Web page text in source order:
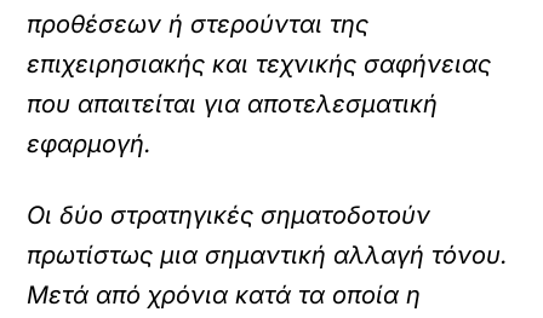
προθέσεων ή στερούνται της
επιχειρησιακής και τεχνικής σαφήνειας
που απαιτείται για αποτελεσματική
εφαρμογή.
Οι δύο στρατηγικές σηματοδοτούν
πρωτίστως μια σημαντική αλλαγή τόνου.
Μετά από χρόνια κατά τα οποία η